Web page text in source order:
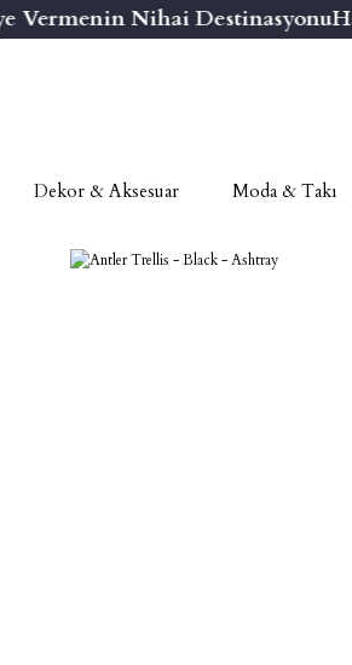
Nihai Destinasyonu
Dekor & Aksesuar Moda & Takı